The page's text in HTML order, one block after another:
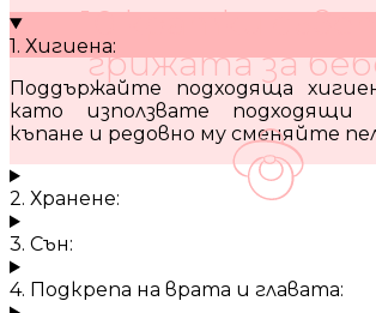
10 кратки
грижата за
1. Хигиена:
Поддържайте подходяща
като използвате подходящи
къпане и редовно му сменяйте
2. Хранене:
3. Сън:
4. Подкрепа на врата и главата: